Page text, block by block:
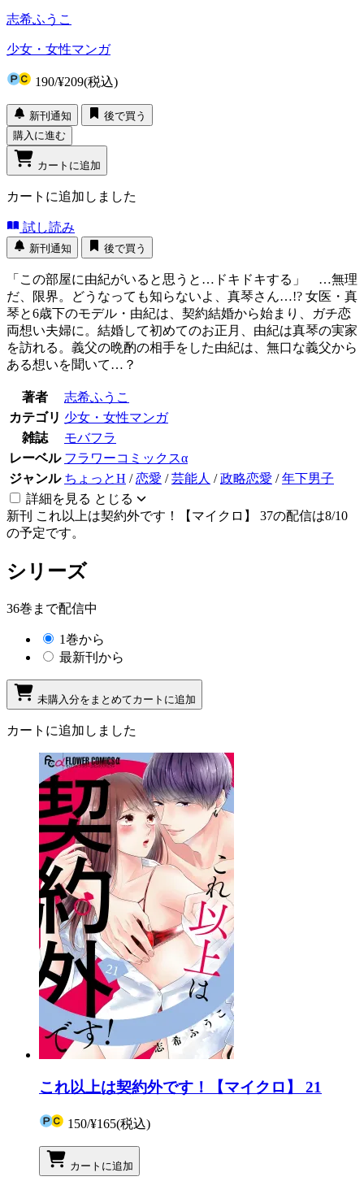
志希ふうこ
少女・女性マンガ
190/¥209(税込)
新刊通知
後で買う
購入に進む
カートに追加
カートに追加しました
試し読み
新刊通知 後で買う
「この部屋に由紀がいると思うと…ドキドキする」 …無理
だ、限界。どうなっても知らないよ、真琴さん…!? 女医・真
琴と6歳下のモデル・由紀は、契約結婚から始まり、ガチ恋
両想い夫婦に。結婚して初めてのお正月、由紀は真琴の実家
を訪れる。義父の晩酌の相手をした由紀は、無口な義父から
ある想いを聞いて…？
著者
志希ふうこ
カテゴリ 少女・女性マンガ
雑誌
モバフラ
レーベル フラワーコミックスα
ジャンル ちょっとH /恋愛 /芸能人 /政略恋愛 /年下男子
詳細を見る とじる
新刊 これ以上は契約外です！【マイクロ】 37の配信は8/10
の予定です。
シリーズ
36巻まで配信中
1巻から
最新刊から
未購入分をまとめてカートに追加
カートに追加しました
これ以上は契約外です！【マイクロ】 21
150/¥165(税込)
カートに追加